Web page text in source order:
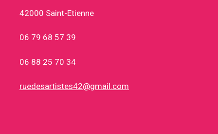
42000 Saint-Etienne
06 79 68 57 39
06 88 25 70 34
ruedesartistes42@gmail.com